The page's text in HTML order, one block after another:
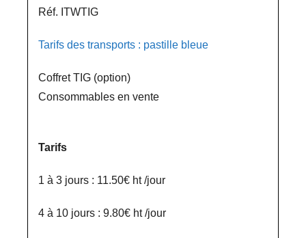
Réf. ITWTIG
Tarifs des transports : pastille bleue
Coffret TIG (option)
Consommables en vente
Tarifs
1 à 3 jours : 11.50€ ht /jour
4 à 10 jours : 9.80€ ht /jour